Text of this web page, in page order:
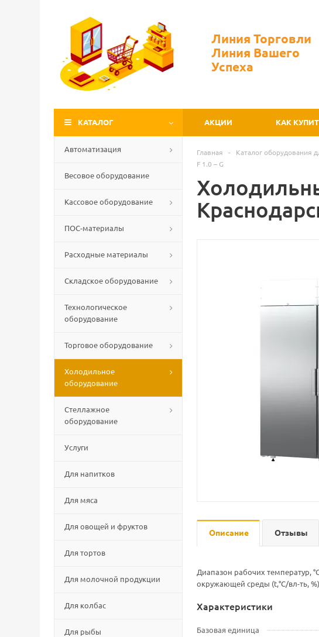
Линия Торговли
Линия Вашего
Успеха
КАТАЛОГ АКЦИИ КАК
Автоматизация
Весовое оборудование
Кассовое оборудование
ПОС-материалы
Расходные материалы
Складское оборудование
Технологическое
оборудование
Торговое оборудование
Холодильное
оборудование
Стеллажное
оборудование
Услуги
Для напитков
Для мяса
Для овощей и фруктов
Для тортов
Для молочной продукции
Для колбас
Для рыбы
Главная - Каталог оборудования
F 1.0 – G
Описание Отзывы
Диапазон рабочих температур,
окружающей среды (t,°C/вл-ть,
Характеристики
Базовая единица